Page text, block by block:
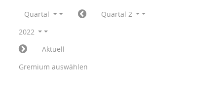
Quartal
Quartal 2
2022
Aktuell
Gremium auswählen